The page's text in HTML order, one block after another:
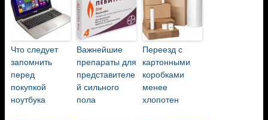
Что следует
запомнить
перед
покупкой
ноутбука
Важнейшие
препараты для
представителе
й сильного
пола
Переезд с
картонными
коробками
менее
хлопотен